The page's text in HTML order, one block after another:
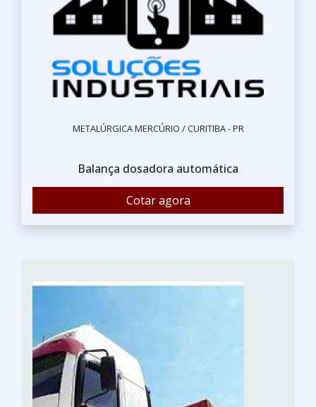
METALÚRGICA MERCÚRIO / CURITIBA - PR
Balança dosadora automática
Cotar agora